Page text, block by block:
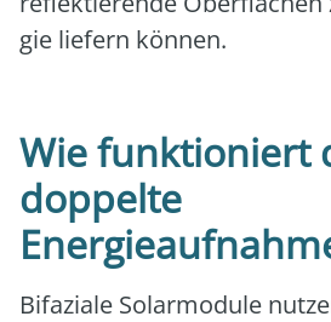
gie lie­fern kön­nen.
Wie funktioniert
doppelte
Bifa­zia­le Solar­mo­du­le